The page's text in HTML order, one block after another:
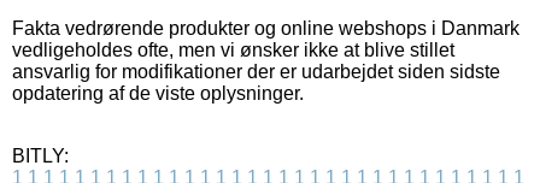
Fakta vedrørende produkter og online webshops i Danmark
vedligeholdes ofte, men vi ønsker ikke at blive stillet
ansvarlig for modifikationer der er udarbejdet siden sidste
opdatering af de viste oplysninger.
BITLY:
1 1 1 1 1 1 1 1 1 1 1 1 1 1 1 1 1 1 1 1 1 1 1 1 1 1 1 1 1 1 1 1 1